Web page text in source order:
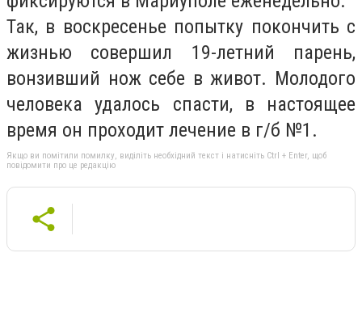
Так, в воскресенье попытку покончить с
жизнью совершил 19-летний парень,
вонзивший нож себе в живот. Молодого
человека удалось спасти, в настоящее
время он проходит лечение в г/б №1.
Якщо ви помітили помилку, виділіть необхідний текст і натисніть Ctrl + Enter, щоб
повідомити про це редакцію